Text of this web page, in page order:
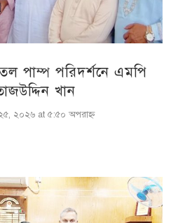
পাম্প পরিদর্শনে এমপি
খান
২০২৬ at ৫:৫০ অপরাহ্ণ